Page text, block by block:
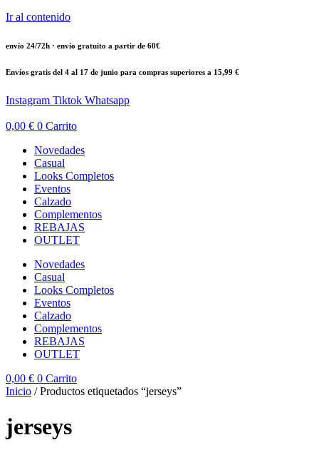
Ir al contenido
envío 24/72h · envío gratuito a partir de 60€
Envíos gratis del 4 al 17 de junio para compras superiores a 15,99 €
Instagram Tiktok Whatsapp
0,00 € 0 Carrito
Novedades
Casual
Looks Completos
Eventos
Calzado
Complementos
REBAJAS
OUTLET
Novedades
Casual
Looks Completos
Eventos
Calzado
Complementos
REBAJAS
OUTLET
0,00 € 0 Carrito
Inicio / Productos etiquetados “jerseys”
jerseys